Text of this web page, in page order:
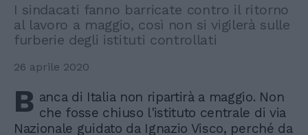
I sindacati fanno barricate contro il ritorno
al lavoro a maggio, così non si vigilerà sulle
furberie degli istituti controllati
26 aprile 2020
B anca di Italia non ripartirà a maggio. Non
che fosse chiuso l'istituto centrale di via
Nazionale guidato da Ignazio Visco, perché da